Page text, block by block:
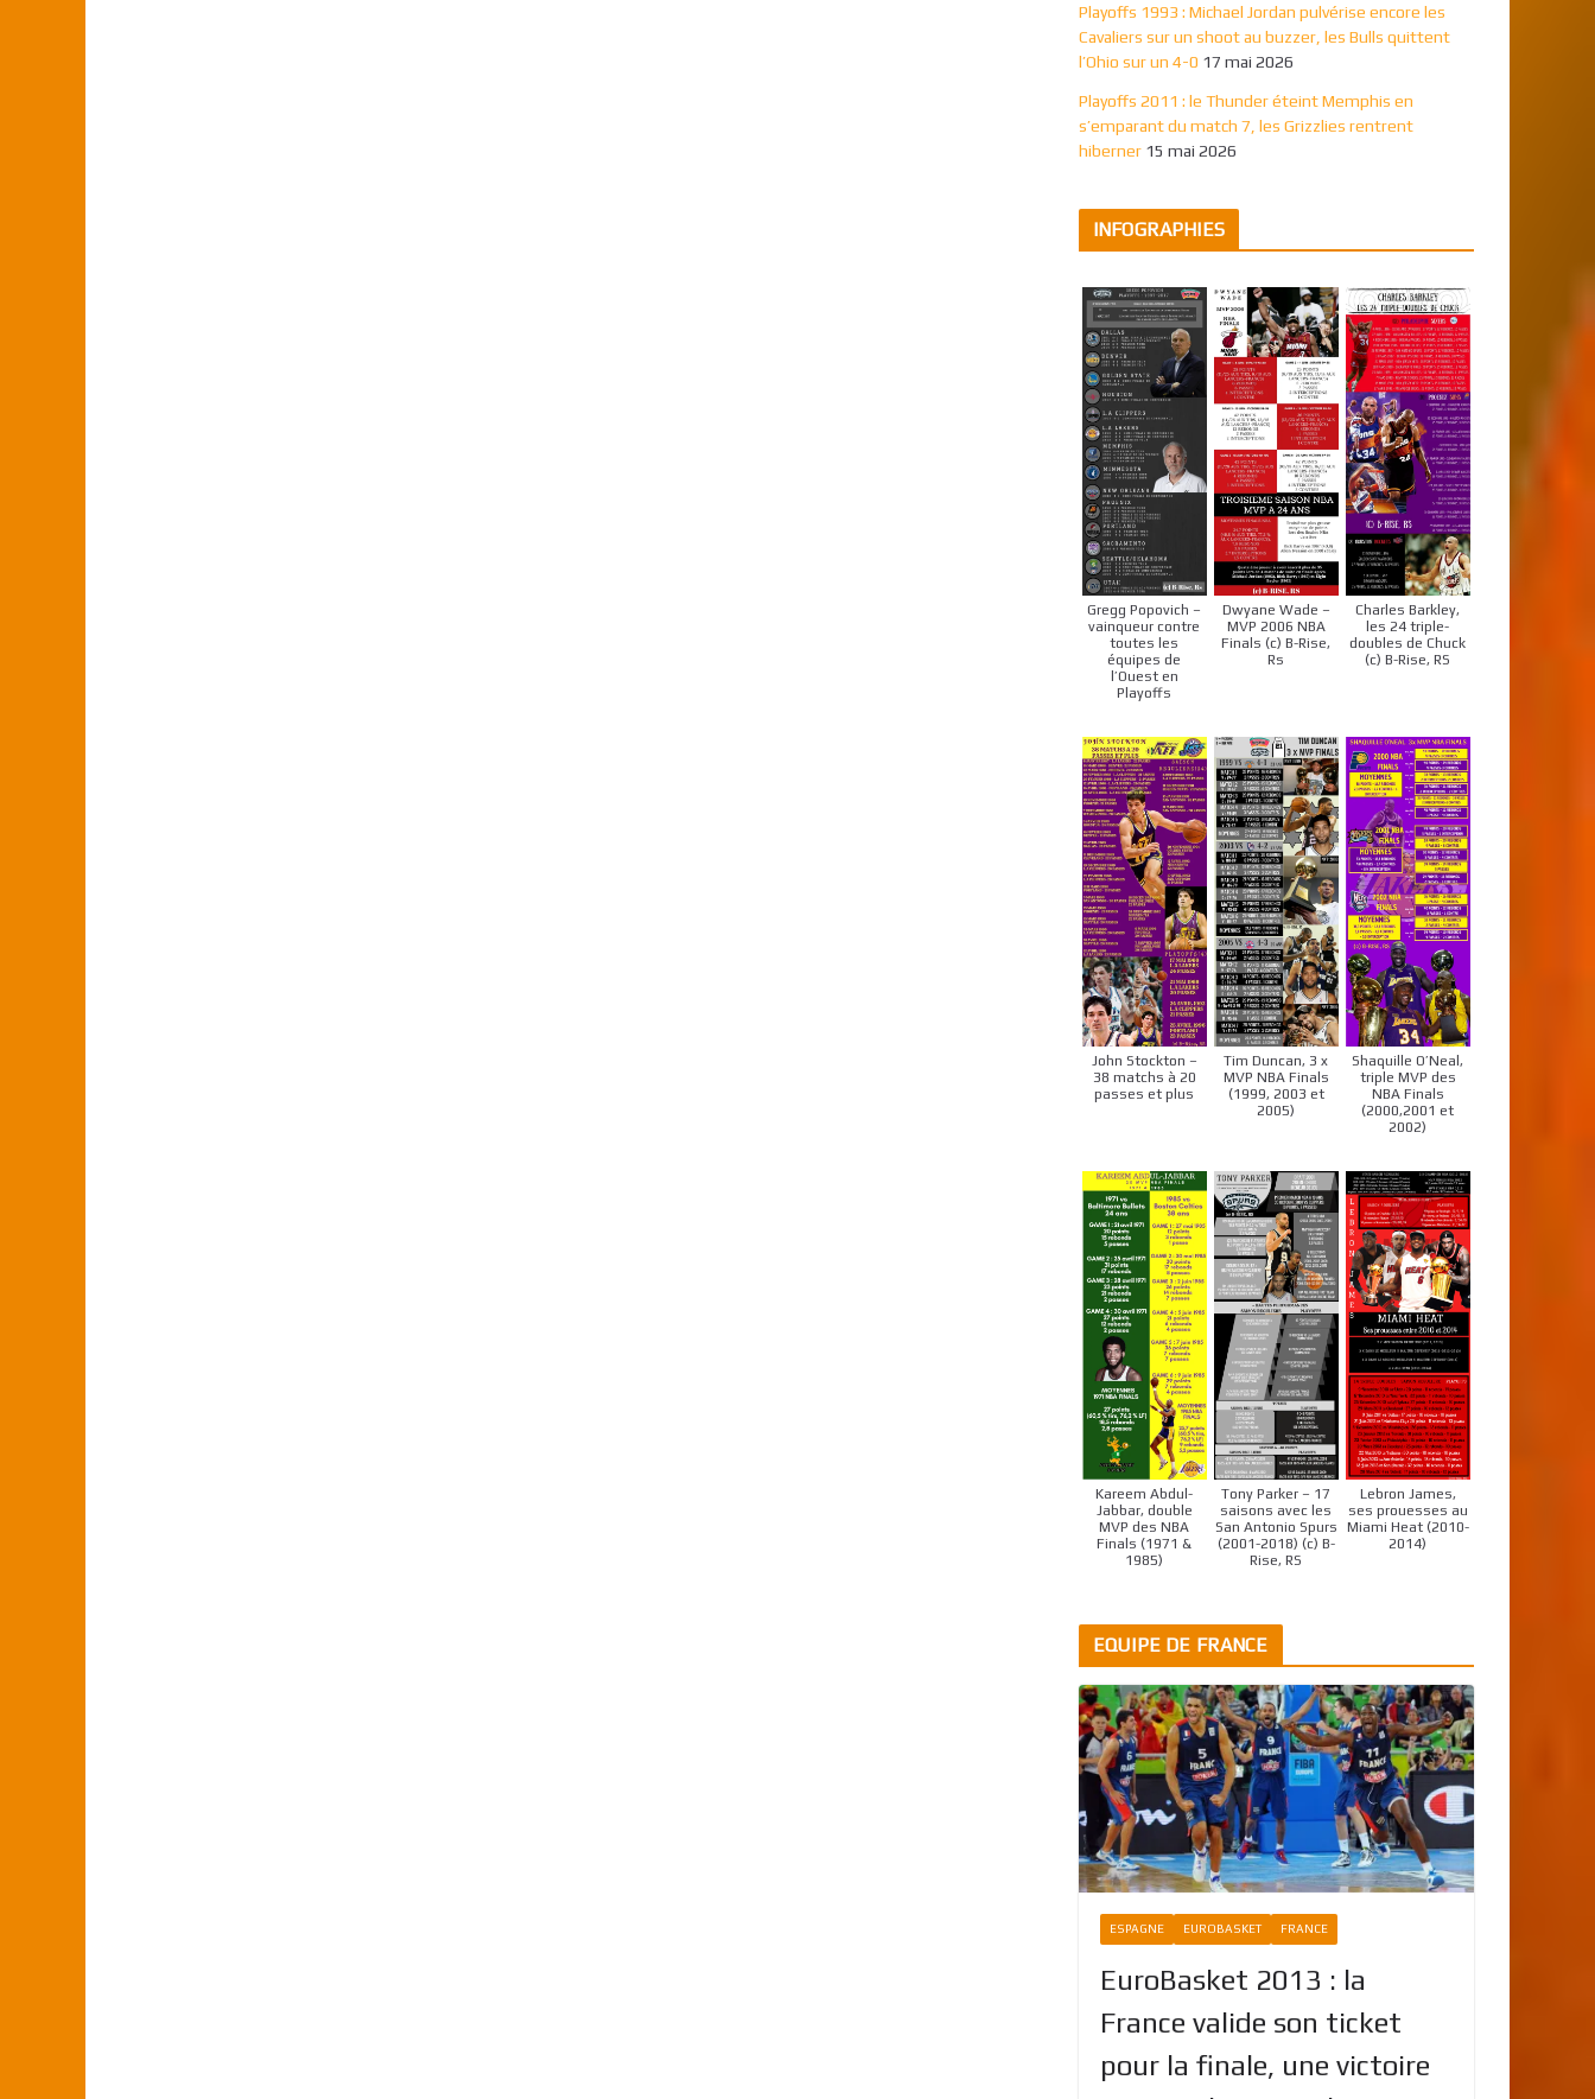
Playoffs 1993 : Michael Jordan pulvérise encore les
Cavaliers sur un shoot au buzzer, les Bulls quittent
l’Ohio sur un 4-0 17 mai 2026
Playoffs 2011 : le Thunder éteint Memphis en
s’emparant du match 7, les Grizzlies rentrent
hiberner 15 mai 2026
INFOGRAPHIES
Gregg Popovich –
vainqueur contre
toutes les
équipes de
l’Ouest en
Playoffs
Dwyane Wade –
MVP 2006 NBA
Finals (c) B-Rise,
Rs
Charles Barkley,
les 24 triple-
doubles de Chuck
(c) B-Rise, RS
John Stockton –
38 matchs à 20
passes et plus
Tim Duncan, 3 x
MVP NBA Finals
(1999, 2003 et
2005)
Shaquille O’Neal,
triple MVP des
NBA Finals
(2000,2001 et
2002)
Kareem Abdul-
Jabbar, double
MVP des NBA
Finals (1971 &
1985)
Tony Parker – 17
saisons avec les
San Antonio Spurs
(2001-2018) (c) B-
Rise, RS
Lebron James,
ses prouesses au
Miami Heat (2010-
2014)
EQUIPE DE FRANCE
ESPAGNE EUROBASKET FRANCE
EuroBasket 2013 : la
France valide son ticket
pour la finale, une victoire